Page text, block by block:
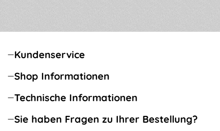
Kundenservice
Shop Informationen
Technische Informationen
Sie haben Fragen zu Ihrer Bestellung?